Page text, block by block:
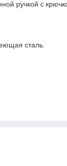
ручкой с
сталь.